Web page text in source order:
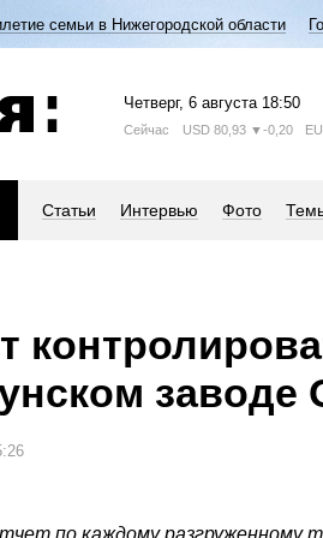
семьи в Нижегородской области
Четверг, 6 августа 18:50
Сейчас USD 80,93 ▼-0,20
Статьи Интервью Фото
заводе
по каждому разгруженному